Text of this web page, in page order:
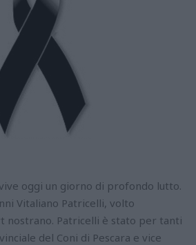
oggi un giorno di profondo lutto.
Vitaliano Patricelli, volto
nostrano. Patricelli è stato per tanti
del Coni di Pescara e vice